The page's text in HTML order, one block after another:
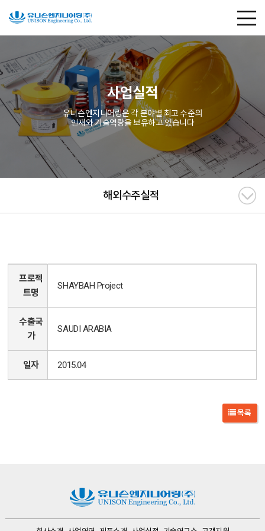
사업실적
유니슨엔지니어링은 각 분야별 최고 수준의
인재와 기술역량을 보유하고 있습니다
해외수주실적
프로젝
트명
SHAYBAH Project
수출국
가
SAUDI ARABIA
일자 2015.04
목록